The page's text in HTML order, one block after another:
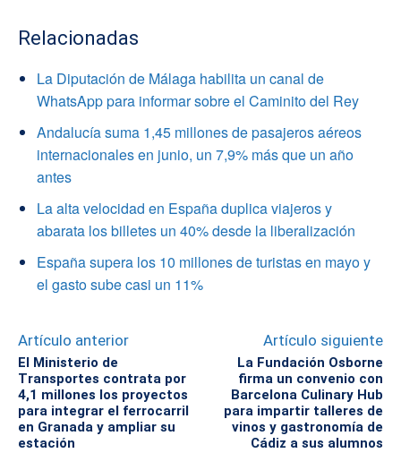
Relacionadas
La Diputación de Málaga habilita un canal de
WhatsApp para informar sobre el Caminito del Rey
Andalucía suma 1,45 millones de pasajeros aéreos
internacionales en junio, un 7,9% más que un año
antes
La alta velocidad en España duplica viajeros y
abarata los billetes un 40% desde la liberalización
España supera los 10 millones de turistas en mayo y
el gasto sube casi un 11%
Artículo anterior
El Ministerio de
Transportes contrata por
4,1 millones los proyectos
para integrar el ferrocarril
en Granada y ampliar su
estación
Artículo siguiente
La Fundación Osborne
firma un convenio con
Barcelona Culinary Hub
para impartir talleres de
vinos y gastronomía de
Cádiz a sus alumnos